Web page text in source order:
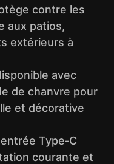
contre les
aux patios,
extérieurs à
avec
de chanvre pour
et décorative
Type‑C
courante et